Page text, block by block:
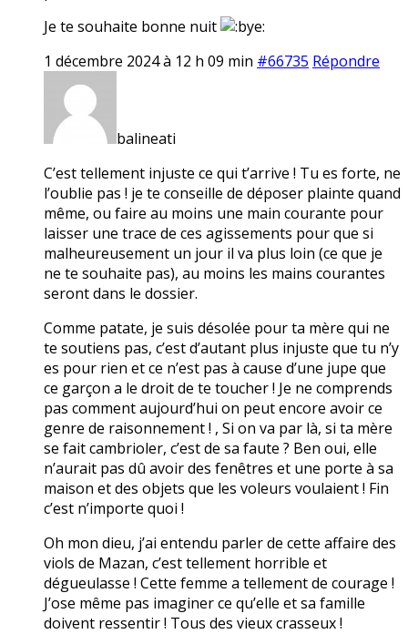
Je te souhaite bonne nuit
1 décembre 2024 à 12 h 09 min #66735 Répondre
balineati
C’est tellement injuste ce qui t’arrive ! Tu es forte, ne
l’oublie pas ! je te conseille de déposer plainte quand
même, ou faire au moins une main courante pour
laisser une trace de ces agissements pour que si
malheureusement un jour il va plus loin (ce que je
ne te souhaite pas), au moins les mains courantes
seront dans le dossier.
Comme patate, je suis désolée pour ta mère qui ne
te soutiens pas, c’est d’autant plus injuste que tu n’y
es pour rien et ce n’est pas à cause d’une jupe que
ce garçon a le droit de te toucher ! Je ne comprends
pas comment aujourd’hui on peut encore avoir ce
genre de raisonnement ! , Si on va par là, si ta mère
se fait cambrioler, c’est de sa faute ? Ben oui, elle
n’aurait pas dû avoir des fenêtres et une porte à sa
maison et des objets que les voleurs voulaient ! Fin
c’est n’importe quoi !
Oh mon dieu, j’ai entendu parler de cette affaire des
viols de Mazan, c’est tellement horrible et
dégueulasse ! Cette femme a tellement de courage !
J’ose même pas imaginer ce qu’elle et sa famille
doivent ressentir ! Tous des vieux crasseux !